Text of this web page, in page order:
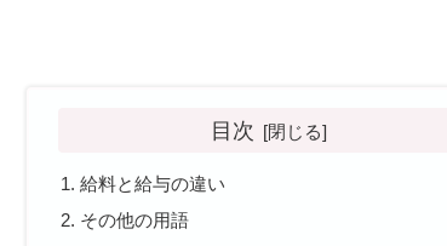
目次
給料と給与の違い
その他の用語